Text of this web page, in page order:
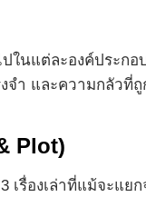
ปในแต่ละองค์ประ
ำ และความกลัวที่
Plot)
3 เรื่องเล่าที่แม้จะ